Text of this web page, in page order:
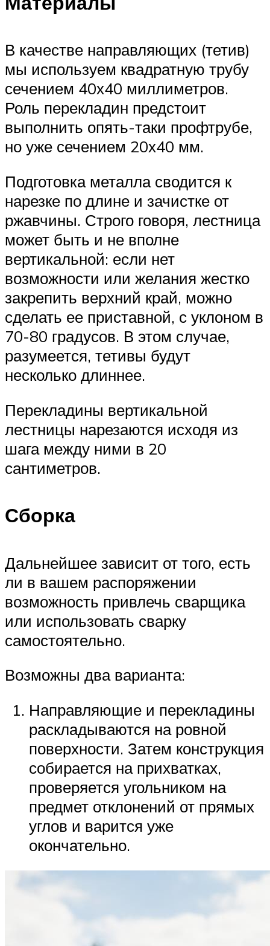
В качестве направляющих (тетив)
мы используем квадратную трубу
сечением 40х40 миллиметров.
Роль перекладин предстоит
выполнить опять-таки профтрубе,
но уже сечением 20х40 мм.
Подготовка металла сводится к
нарезке по длине и зачистке от
ржавчины. Строго говоря, лестница
может быть и не вполне
вертикальной: если нет
возможности или желания жестко
закрепить верхний край, можно
сделать ее приставной, с уклоном в
70-80 градусов. В этом случае,
разумеется, тетивы будут
несколько длиннее.
Перекладины вертикальной
лестницы нарезаются исходя из
шага между ними в 20
сантиметров.
Сборка
Дальнейшее зависит от того, есть
ли в вашем распоряжении
возможность привлечь сварщика
или использовать сварку
самостоятельно.
Возможны два варианта:
Направляющие и перекладины
раскладываются на ровной
поверхности. Затем конструкция
собирается на прихватках,
проверяется угольником на
предмет отклонений от прямых
углов и варится уже
окончательно.